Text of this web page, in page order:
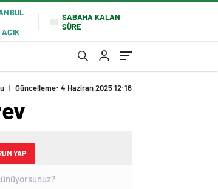
AÇIK
SABAHA KALAN
SÜRE
| Güncelleme: 4 Haziran 2025 12:16
YAP